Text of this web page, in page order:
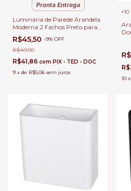
Pronta Entrega
Luminária de Parede Arandela
Moderna 2 Fachos Preto para
Área Externa de Casas
R$45,50 -9% OFF
R$49,90
R$41,86 com PIX • TED • DOC
9 x de R$5,06 sem juros
+10
10 x